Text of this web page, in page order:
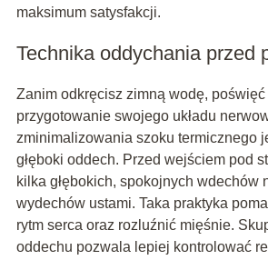
maksimum satysfakcji.
Technika oddychania przed
Zanim odkręcisz zimną wodę, poświęć
przygotowanie swojego układu
zminimalizowania szoku termicznego
głęboki oddech. Przed wejściem pod
kilka głębokich, spokojnych wdechów
wydechów ustami. Taka praktyka
rytm serca oraz rozluźnić mięśnie.
oddechu pozwala lepiej kontrolować